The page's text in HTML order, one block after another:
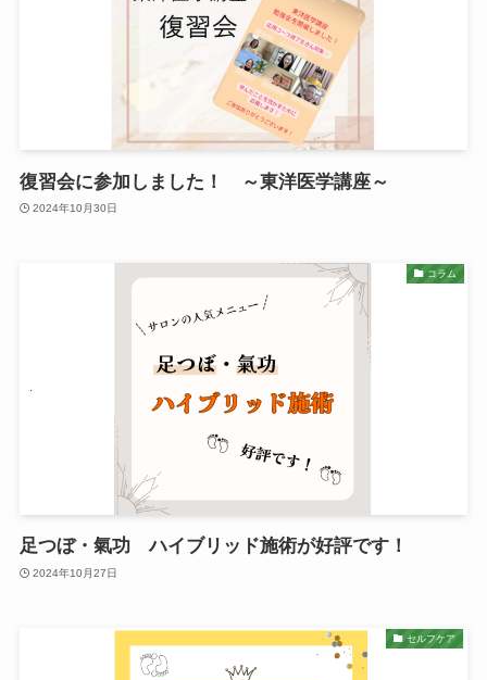
復習会に参加しました！ ～東洋医学講座～
2024年10月30日
コラム
足つぼ・氣功 ハイブリッド施術が好評です！
2024年10月27日
セルフケア